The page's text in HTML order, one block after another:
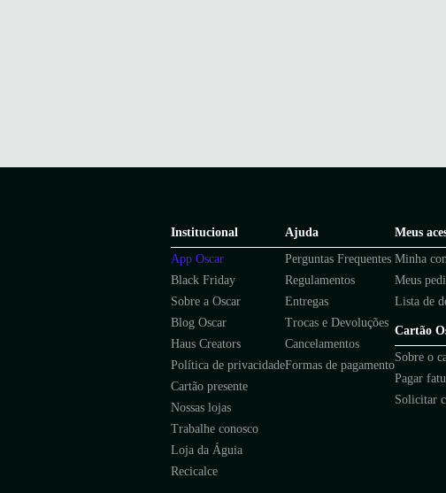
Institucional
App Oscar
Black Friday
Sobre a Oscar
Blog Oscar
Haus Creators
Política de privacidade
Cartão presente
Nossas lojas
Trabalhe conosco
Loja da Águia
Recicalce
Ajuda
Perguntas Frequentes
Regulamentos
Entregas
Trocas e Devoluções
Cancelamentos
Formas de pagamento
Meus
Minha
Meus
Lista de
Cartão
Sobre o
Pagar
Solicitar